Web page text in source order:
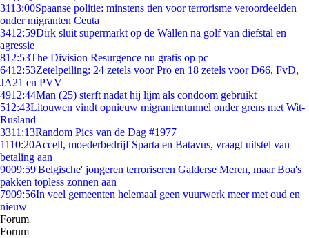
3113:00Spaanse politie: minstens tien voor terrorisme veroordeelden
onder migranten Ceuta
3412:59Dirk sluit supermarkt op de Wallen na golf van diefstal en
agressie
812:53The Division Resurgence nu gratis op pc
6412:53Zetelpeiling: 24 zetels voor Pro en 18 zetels voor D66, FvD,
JA21 en PVV
4912:44Man (25) sterft nadat hij lijm als condoom gebruikt
512:43Litouwen vindt opnieuw migrantentunnel onder grens met Wit-
Rusland
3311:13Random Pics van de Dag #1977
1110:20Accell, moederbedrijf Sparta en Batavus, vraagt uitstel van
betaling aan
9009:59'Belgische' jongeren terroriseren Galderse Meren, maar Boa's
pakken topless zonnen aan
7909:56In veel gemeenten helemaal geen vuurwerk meer met oud en
nieuw
Forum
Forum